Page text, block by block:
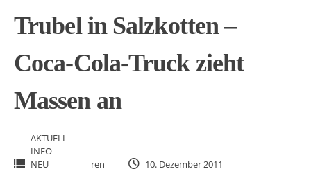
Trubel in Salzkotten –
Coca-Cola-Truck zieht
Massen an
AKTUELL
INFO
NEU
ren 10. Dezember 2011